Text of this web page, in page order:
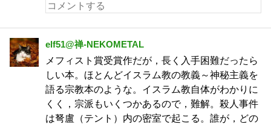
elf51@禅-NEKOMETAL
メフィスト賞受賞作だが，長く入手困難だったら
しい本。ほとんどイスラム教の教義～神秘主義を
語る宗教本のような。イスラム教自体がわかりに
くく，宗派もいくつかあるので，難解。殺人事件
は弩盧（テント）内の密室で起こる。誰が，どの